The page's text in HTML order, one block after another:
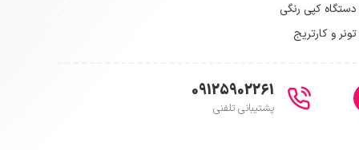
دستگاه کپی رنگی
تونر و کارتریج
09125902261
پشتیبانی تلفنی